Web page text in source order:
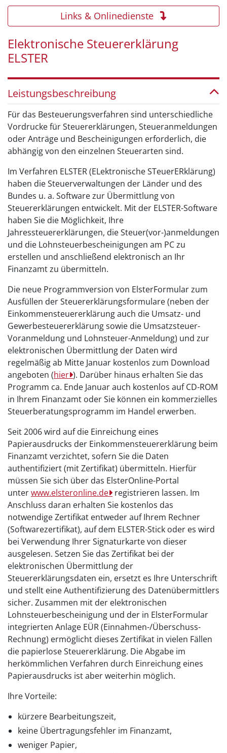
Links & Onlinedienste
Elektronische Steuererklärung
ELSTER
Leistungsbeschreibung
Für das Besteuerungsverfahren sind unterschiedliche
Vordrucke für Steuererklärungen, Steueranmeldungen
oder Anträge und Bescheinigungen erforderlich, die
abhängig von den einzelnen Steuerarten sind.
Im Verfahren ELSTER (ELektronische STeuerERklärung)
haben die Steuerverwaltungen der Länder und des
Bundes u. a. Software zur Übermittlung von
Steuererklärungen entwickelt. Mit der ELSTER-Software
haben Sie die Möglichkeit, Ihre
Jahressteuererklärungen, die Steuer(vor-)anmeldungen
und die Lohnsteuerbescheinigungen am PC zu
erstellen und anschließend elektronisch an Ihr
Finanzamt zu übermitteln.
Die neue Programmversion von ElsterFormular zum
Ausfüllen der Steuererklärungsformulare (neben der
Einkommensteuererklärung auch die Umsatz- und
Gewerbesteuererklärung sowie die Umsatzsteuer-
Voranmeldung und Lohnsteuer-Anmeldung) und zur
elektronischen Übermittlung der Daten wird
regelmäßig ab Mitte Januar kostenlos zum Download
angeboten (hier ). Darüber hinaus erhalten Sie das
Programm ca. Ende Januar auch kostenlos auf CD-ROM
in Ihrem Finanzamt oder Sie können ein kommerzielles
Steuerberatungsprogramm im Handel erwerben.
Seit 2006 wird auf die Einreichung eines
Papierausdrucks der Einkommensteuererklärung beim
Finanzamt verzichtet, sofern Sie die Daten
authentifiziert (mit Zertifikat) übermitteln. Hierfür
müssen Sie sich über das ElsterOnline-Portal
unterwww.elsteronline.de registrieren lassen. Im
Anschluss daran erhalten Sie kostenlos das
notwendige Zertifikat entweder auf Ihrem Rechner
(Softwarezertifikat), auf dem ELSTER-Stick oder es wird
bei Verwendung Ihrer Signaturkarte von dieser
ausgelesen. Setzen Sie das Zertifikat bei der
elektronischen Übermittlung der
Steuererklärungsdaten ein, ersetzt es Ihre Unterschrift
und stellt eine Authentifizierung des Datenübermittlers
sicher. Zusammen mit der elektronischen
Lohnsteuerbescheinigung und der in ElsterFormular
integrierten Anlage EÜR (Einnahmen-/Überschuss-
Rechnung) ermöglicht dieses Zertifikat in vielen Fällen
die papierlose Steuererklärung. Die Abgabe im
herkömmlichen Verfahren durch Einreichung eines
Papierausdrucks ist aber weiterhin möglich.
Ihre Vorteile:
kürzere Bearbeitungszeit,
keine Übertragungsfehler im Finanzamt,
weniger Papier,